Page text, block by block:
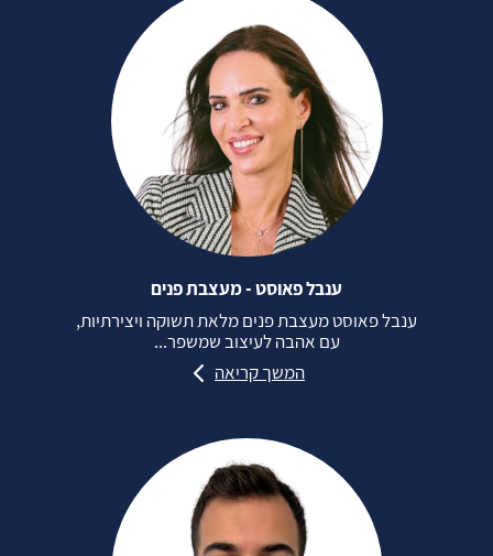
ענבל פאוסט - מעצבת פנים
ענבל פאוסט מעצבת פנים מלאת תשוקה ויצירתיות,
עם אהבה לעיצוב שמשפר...
המשך קריאה